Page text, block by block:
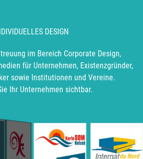
DESIGN
im Bereich Corporate Design,
für Unternehmen, Existenzgründer,
sowie Institutionen und Vereine.
Ihr Unternehmen sichtbar.